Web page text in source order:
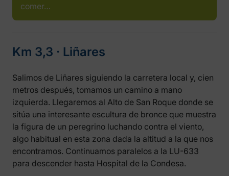
comer…
Km 3,3 ‧ Liñares
Salimos de Liñares siguiendo la carretera local y, cien
metros después, tomamos un camino a mano
izquierda. Llegaremos al Alto de San Roque donde se
sitúa una interesante escultura de bronce que muestra
la figura de un peregrino luchando contra el viento,
algo habitual en esta zona dada la altitud a la que nos
encontramos. Continuamos paralelos a la LU-633
para descender hasta Hospital de la Condesa.